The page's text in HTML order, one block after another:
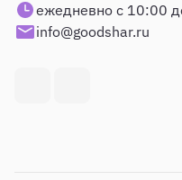
ежедневно с 10:00
info@goodshar.ru